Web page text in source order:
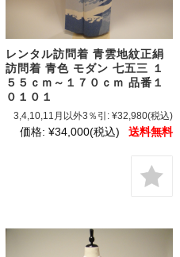
レンタル訪問着 青雲地紋正絹
訪問着 青色 モダン 七五三 １
５５ｃｍ～１７０ｃｍ 品番１
０１０１
3,4,10,11月以外3％引: ¥32,980(税込)
価格: ¥34,000(税込) 送料無料